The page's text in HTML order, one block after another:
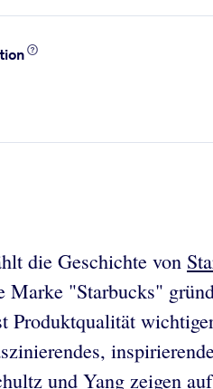
die Geschichte von
Marke "Starbucks"
Produktqualität
und Yang zeigen